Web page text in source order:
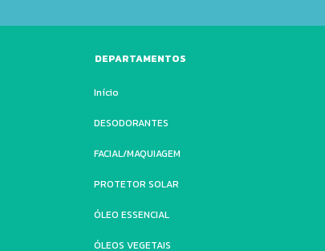
DEPARTAMENTOS
Início
DESODORANTES
FACIAL/MAQUIAGEM
PROTETOR SOLAR
ÓLEO ESSENCIAL
ÓLEOS VEGETAIS